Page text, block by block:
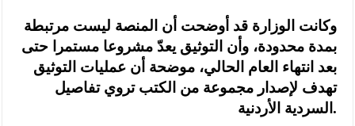
‏وكانت الوزارة قد أوضحت أن المنصة ليست مرتبطة
بمدة محدودة، وأن التوثيق يعدّ مشروعا مستمرا حتى
بعد انتهاء العام الحالي، موضحة أن عمليات التوثيق
تهدف لإصدار مجموعة من الكتب تروي تفاصيل
السردية الأردنية.